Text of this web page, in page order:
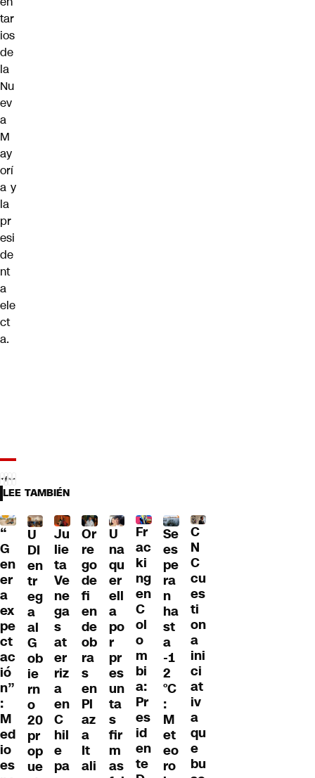
tar
ios
de
la
Nu
ev
a
M
ay
orí
a y
la
pr
esi
de
nt
a
ele
ct
a.
LEE TAMBIÉN
“
G
en
er
a
ex
pe
ct
ac
ió
n”
:
M
ed
io
es
U
DI
en
tr
eg
a
al
G
ob
ie
rn
o
20
pr
op
ue
Ju
lie
ta
Ve
ne
ga
s
at
er
riz
a
en
C
hil
e
pa
Or
re
go
de
fi
en
de
ob
ra
s
en
Pl
az
a
It
ali
U
na
qu
er
ell
a
po
r
pr
es
un
ta
s
fir
m
as
Fr
ac
ki
ng
en
C
ol
o
m
bi
a:
Pr
es
id
en
te
Se
es
pe
ra
n
ha
st
a
-1
2
°C
:
M
et
eo
ro
C
N
C
cu
es
ti
on
a
ini
ci
at
iv
a
qu
e
bu